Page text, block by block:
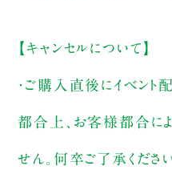
【キャンセルについて】
・ご購入直後にイベン
都合上、お客様都合によ
せん。何卒ご了承くださ